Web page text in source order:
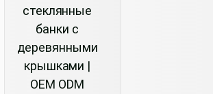
стеклянные
банки с
деревянными
крышками |
OEM ODM